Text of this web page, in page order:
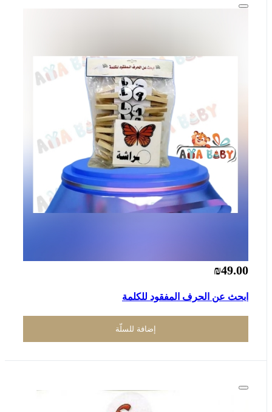
₪49.00
ابحث عن الحرف المفقود للكلمة
إضافة للسلّة